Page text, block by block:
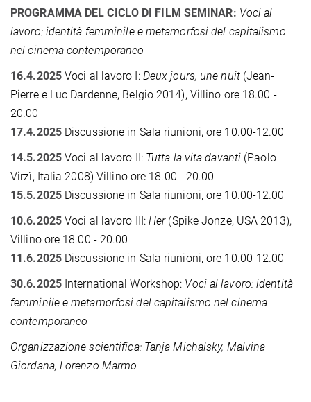
PROGRAMMA DEL CICLO DI FILM SEMINAR: Voci al
lavoro: identità femminile e metamorfosi del capitalismo
nel cinema contemporaneo
16.4.2025 Voci al lavoro I: Deux jours, une nuit (Jean-
Pierre e Luc Dardenne, Belgio 2014), Villino ore 18.00 -
20.00
17.4.2025Discussione in Sala riunioni, ore 10.00-12.00
14.5.2025Voci al lavoro II: Tutta la vita davanti (Paolo
Virzì, Italia 2008) Villino ore 18.00 - 20.00
15.5.2025Discussione in Sala riunioni, ore 10.00-12.00
10.6.2025Voci al lavoro III:Her(Spike Jonze, USA 2013),
Villino ore 18.00 - 20.00
11.6.2025Discussione in Sala riunioni, ore 10.00-12.00
30.6.2025International Workshop: Voci al lavoro: identità
femminile e metamorfosi del capitalismo nel cinema
contemporaneo
Organizzazione scientifica: Tanja Michalsky, Malvina
Giordana, Lorenzo Marmo